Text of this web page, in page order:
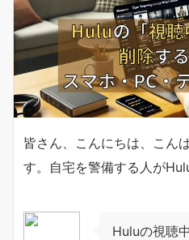
皆さん、こんにちは、こん
す。自宅を警備する人が
Huluの視聴